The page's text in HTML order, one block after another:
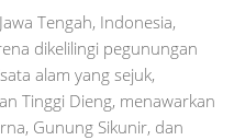
Tengah, Indonesia,
dikelilingi pegunungan
alam yang sejuk,
Tinggi Dieng, menawarkan
Gunung Sikunir, dan